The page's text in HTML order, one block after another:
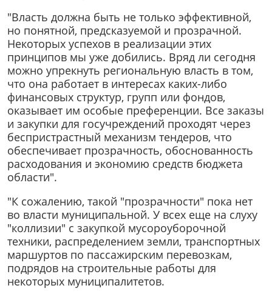
"Власть должна быть не только эффективной,
но понятной, предсказуемой и прозрачной.
Некоторых успехов в реализации этих
принципов мы уже добились. Вряд ли сегодня
можно упрекнуть региональную власть в том,
что она работает в интересах каких-либо
финансовых структур, групп или фондов,
оказывает им особые преференции. Все заказы
и закупки для госучреждений проходят через
беспристрастный механизм тендеров, что
обеспечивает прозрачность, обоснованность
расходования и экономию средств бюджета
области".
"К сожалению, такой "прозрачности" пока нет
во власти муниципальной. У всех еще на слуху
"коллизии" с закупкой мусороуборочной
техники, распределением земли, транспортных
маршуртов по пассажирским перевозкам,
подрядов на строительные работы для
некоторых муниципалитетов.